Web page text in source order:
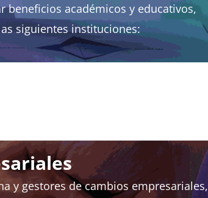
académicos y educativos,
siguientes instituciones:
y gestores de cambios empresariales,